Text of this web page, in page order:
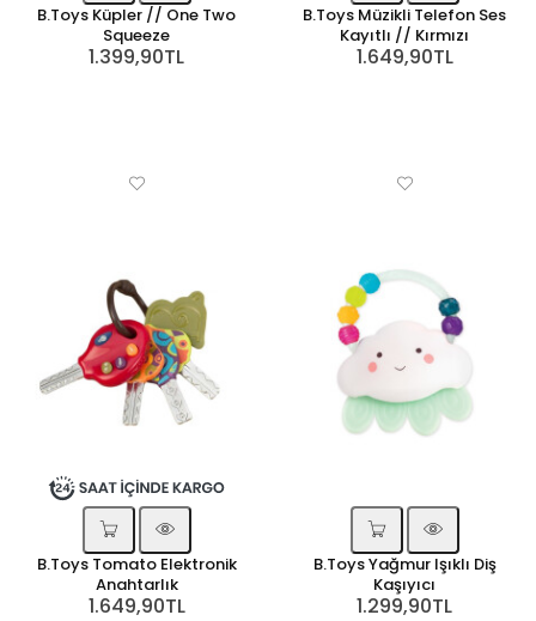
B.Toys Küpler // One Two
Squeeze
1.399,90TL
B.Toys Müzikli Telefon Ses
Kayıtlı // Kırmızı
1.649,90TL
B.Toys Tomato Elektronik
Anahtarlık
1.649,90TL
B.Toys Yağmur Işıklı Diş
Kaşıyıcı
1.299,90TL